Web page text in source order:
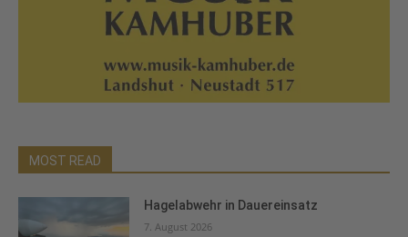
MOST READ
Hagelabwehr in Dauereinsatz
7. August 2026